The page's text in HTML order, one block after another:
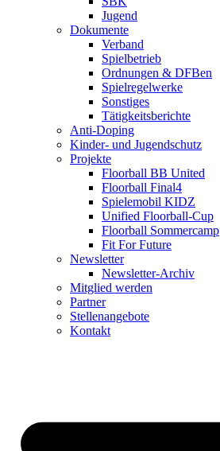
Jugend
Dokumente
Verband
Spielbetrieb
Ordnungen & DFBen
Spielregelwerke
Sonstiges
Tätigkeitsberichte
Anti-Doping
Kinder- und Jugendschutz
Projekte
Floorball BB United
Floorball Final4
Spielemobil KIDZ
Unified Floorball-Cup
Floorball Sommercamp
Fit For Future
Newsletter
Newsletter-Archiv
Mitglied werden
Partner
Stellenangebote
Kontakt